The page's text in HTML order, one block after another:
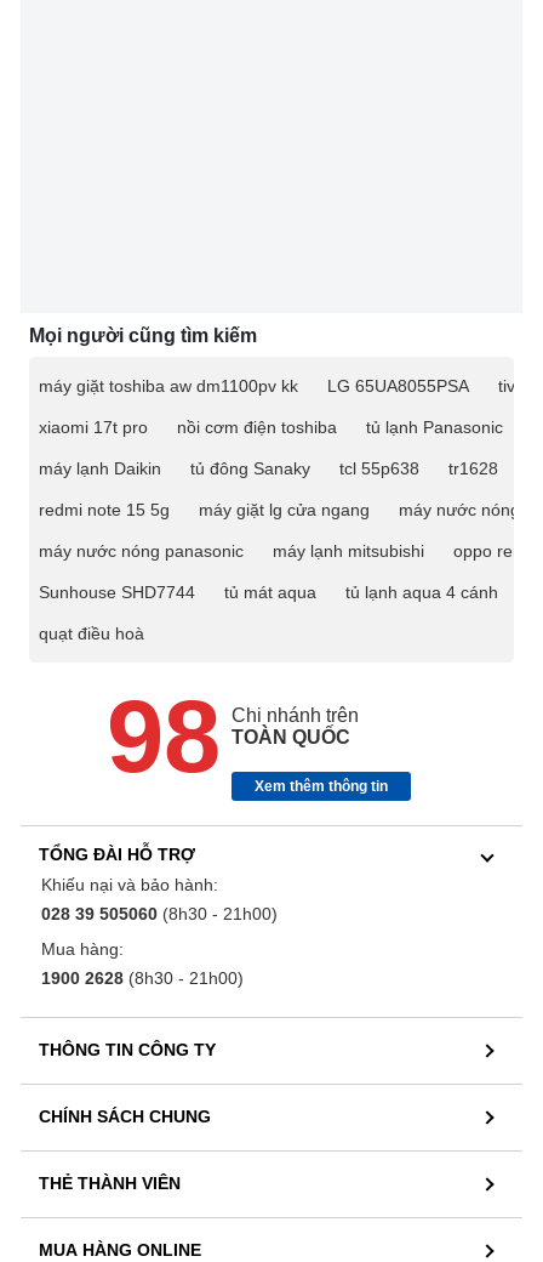
Mọi người cũng tìm kiếm
máy giặt toshiba aw dm1100pv kk LG 65UA8055PSA tivi
xiaomi 17t pro nồi cơm điện toshiba tủ lạnh Panasonic
máy lạnh Daikin tủ đông Sanaky tcl 55p638 tr1628
redmi note 15 5g máy giặt lg cửa ngang máy nước nóng
máy nước nóng panasonic máy lạnh mitsubishi oppo reno
Sunhouse SHD7744 tủ mát aqua tủ lạnh aqua 4 cánh
quạt điều hoà
98
Chi nhánh trên
TOÀN QUỐC
Xem thêm thông tin
TỔNG ĐÀI HỖ TRỢ
Khiếu nại và bảo hành:
028 39 505060 (8h30 - 21h00)
Mua hàng:
1900 2628 (8h30 - 21h00)
THÔNG TIN CÔNG TY
CHÍNH SÁCH CHUNG
THẺ THÀNH VIÊN
MUA HÀNG ONLINE